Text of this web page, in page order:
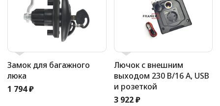
Замок для багажного
люка
1 794 ₽
Лючок с внешним
выходом 230 В/16 А, USB
и розеткой
3 922 ₽